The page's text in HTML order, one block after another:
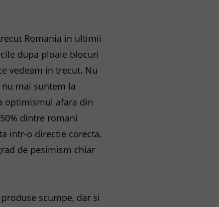
Romania in ultimii
dupa ploaie blocuri
vedeam in trecut. Nu
mai suntem la
optimismul afara din
dintre romani
intr-o directie corecta.
de pesimism chiar
scumpe, dar si